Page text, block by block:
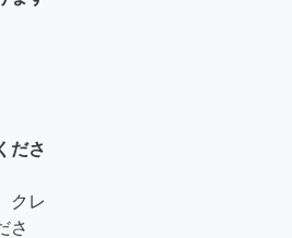
ださ
クレ
さ